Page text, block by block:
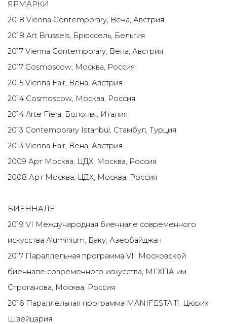
ЯРМАРКИ
2018 Vienna Contemporary, Вена, Австрия
2018 Art Brussels, Брюссель, Бельгия
2017 Vienna Contemporary, Вена, Австрия
2017 Cosmoscow, Москва, Россия
2015 Vienna Fair, Вена, Австрия
2014 Cosmoscow, Москва, Россия
2014 Arte Fiera, Болонья, Италия
2013 Contemporary Istanbul, Стамбул, Турция
2013 Vienna Fair, Вена, Австрия
2009 Арт Москва, ЦДХ, Москва, Россия
2008 Арт Москва, ЦДХ, Москва, Россия
БИЕННАЛЕ
2019 VI Международная биеннале современного
искусства Aluminium, Баку, Азербайджан
2017 Параллельная программа VII Московской
биеннале современного искусства, МГХПА им
Строганова, Москва, Россия
2016 Параллельная программа MANIFESTA 11, Цюрих,
Швейцария